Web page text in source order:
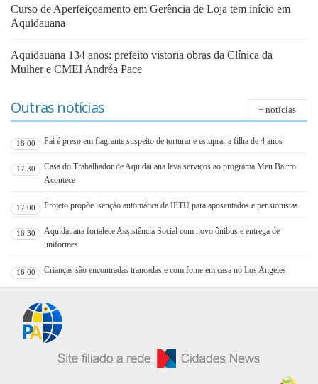
Curso de Aperfeiçoamento em Gerência de Loja tem início em
Aquidauana
Aquidauana 134 anos: prefeito vistoria obras da Clínica da
Mulher e CMEI Andréa Pace
Outras notícias + notícias
18:00 Pai é preso em flagrante suspeito de torturar e estuprar a filha de 4 anos
17:30
Casa do Trabalhador de Aquidauana leva serviços ao programa Meu Bairro
Acontece
17:00 Projeto propõe isenção automática de IPTU para aposentados e pensionistas
16:30
Aquidauana fortalece Assistência Social com novo ônibus e entrega de
uniformes
16:00 Crianças são encontradas trancadas e com fome em casa no Los Angeles